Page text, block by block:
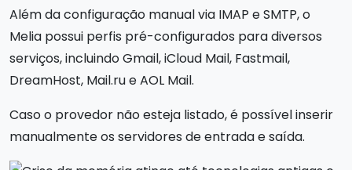
Além da configuração manual via IMAP e SMTP, o
Melia possui perfis pré-configurados para diversos
serviços, incluindo Gmail, iCloud Mail, Fastmail,
DreamHost, Mail.ru e AOL Mail.
Caso o provedor não esteja listado, é possível inserir
manualmente os servidores de entrada e saída.